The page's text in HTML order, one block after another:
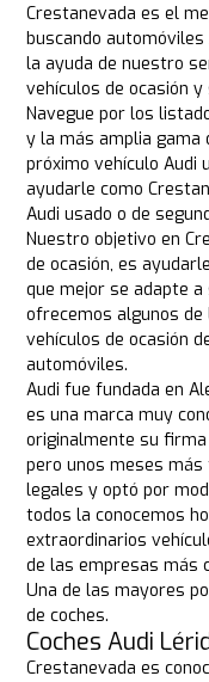
Crestanevada es el
buscando automóviles
la ayuda de nuestro
vehículos de ocasión
Navegue por los
y la más amplia gama
próximo vehículo Audi
ayudarle como
Audi usado o de
Nuestro objetivo en
de ocasión, es
que mejor se adapte a
ofrecemos algunos
vehículos de ocasión
automóviles.
Audi fue fundada en
es una marca muy
originalmente su
pero unos meses
legales y optó por
todos la conocemos
extraordinarios
de las empresas más
Una de las mayores
de coches.
Coches Audi
Crestanevada es